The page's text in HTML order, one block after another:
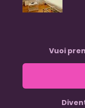
Vuoi